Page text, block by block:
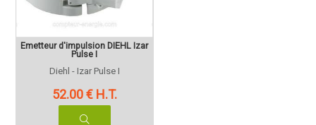
Emetteur d'impulsion DIEHL Izar
Pulse I
Diehl - Izar Pulse I
52.00 € H.T.